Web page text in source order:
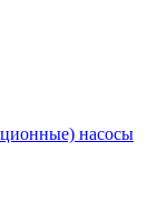
насосы